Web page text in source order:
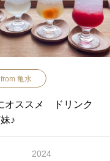
from 亀水
オススメ ドリンク
♪
2024